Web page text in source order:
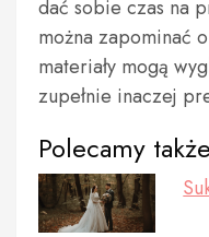
dać sobie czas na
można zapominać
materiały mogą
zupełnie inaczej
Polecamy także